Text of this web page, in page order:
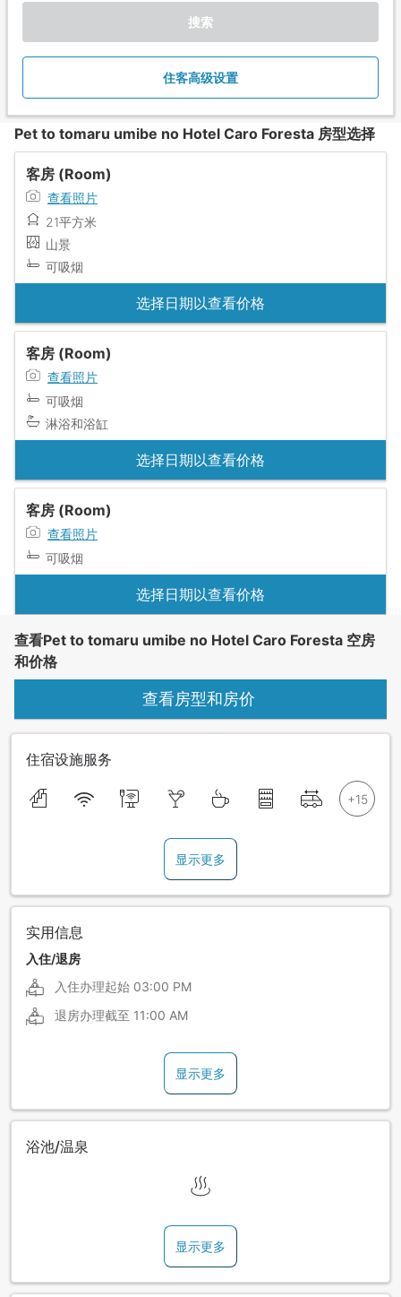
搜索
住客高级设置
Pet to tomaru umibe no Hotel Caro Foresta 房型选择
客房 (Room)
查看照片
21平方米
山景
可吸烟
选择日期以查看价格
客房 (Room)
查看照片
可吸烟
淋浴和浴缸
选择日期以查看价格
客房 (Room)
查看照片
可吸烟
选择日期以查看价格
查看Pet to tomaru umibe no Hotel Caro Foresta 空房
和价格
查看房型和房价
住宿设施服务
显示更多
实用信息
入住/退房
入住办理起始 03:00 PM
退房办理截至 11:00 AM
显示更多
浴池/温泉
显示更多